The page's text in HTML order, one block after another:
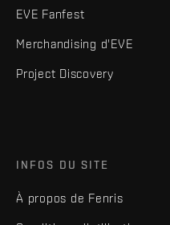
EVE Fanfest
Merchandising d'EVE
Project Discovery
INFOS DU SITE
À propos de Fenris